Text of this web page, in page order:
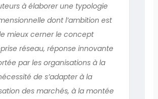
à élaborer une typologie
dont l’ambition est
mieux cerner le concept
réseau, réponse innovante
par les organisations à la
de s’adapter à la
des marchés, à la montée